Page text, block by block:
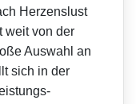
Herzenslust
weit von der
Auswahl an
sich in der